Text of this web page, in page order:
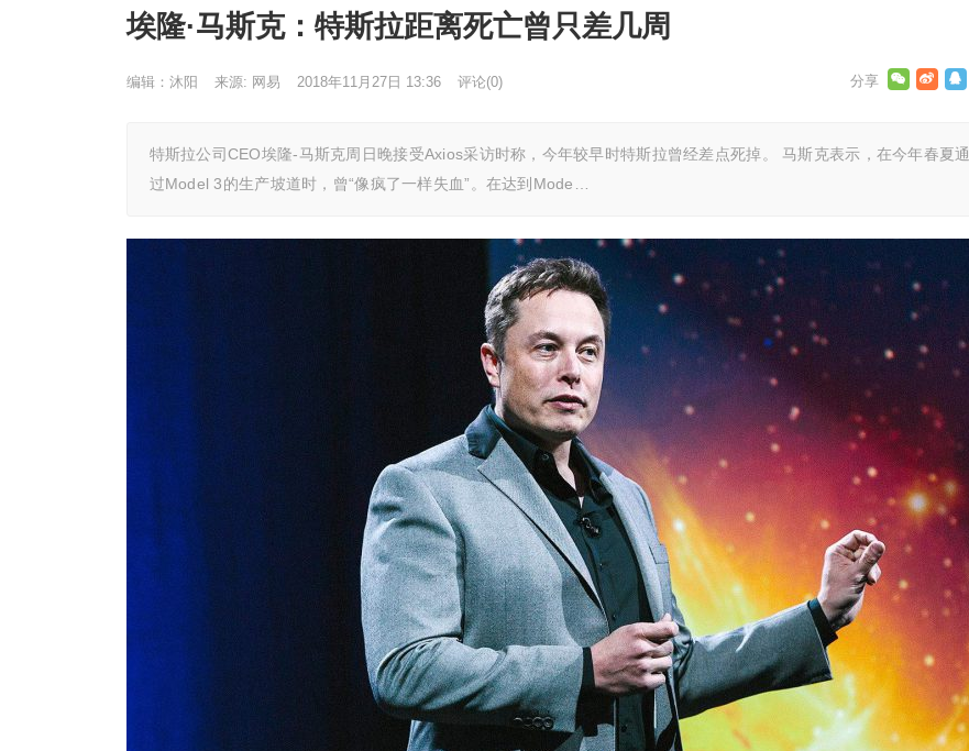
埃隆·马斯克：特斯拉距离死亡曾只差几周
编辑：沐阳 来源: 网易 2018年11月27日 13:36 评论(0)
特斯拉公司CEO埃隆-马斯克周日晚接受Axios采访时称，今年较早时特斯拉曾经差点死掉。 马斯克表示，在今年春夏通
过Model 3的生产坡道时，曾“像疯了一样失血”。在达到Mode…